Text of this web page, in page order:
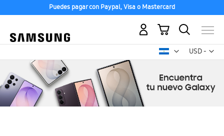
Puedes pagar con Paypal, Visa o Mastercard
USD -
dólar
Mi carrito